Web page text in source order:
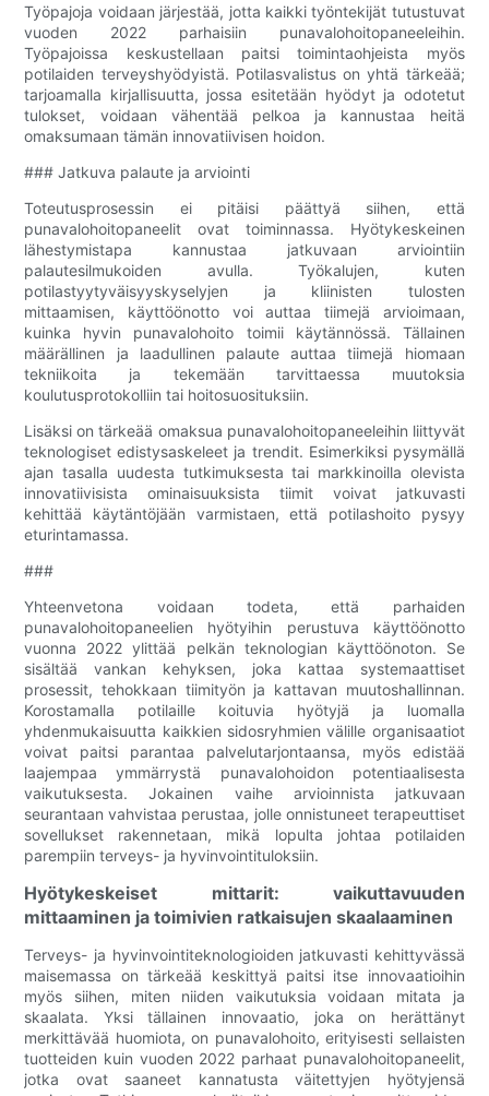
Työpajoja voidaan järjestää, jotta kaikki työntekijät tutustuvat
vuoden 2022 parhaisiin punavalohoitopaneeleihin.
Työpajoissa keskustellaan paitsi toimintaohjeista myös
potilaiden terveyshyödyistä. Potilasvalistus on yhtä tärkeää;
tarjoamalla kirjallisuutta, jossa esitetään hyödyt ja odotetut
tulokset, voidaan vähentää pelkoa ja kannustaa heitä
omaksumaan tämän innovatiivisen hoidon.
### Jatkuva palaute ja arviointi
Toteutusprosessin ei pitäisi päättyä siihen, että
punavalohoitopaneelit ovat toiminnassa. Hyötykeskeinen
lähestymistapa kannustaa jatkuvaan arviointiin
palautesilmukoiden avulla. Työkalujen, kuten
potilastyytyväisyyskyselyjen ja kliinisten tulosten
mittaamisen, käyttöönotto voi auttaa tiimejä arvioimaan,
kuinka hyvin punavalohoito toimii käytännössä. Tällainen
määrällinen ja laadullinen palaute auttaa tiimejä hiomaan
tekniikoita ja tekemään tarvittaessa muutoksia
koulutusprotokolliin tai hoitosuosituksiin.
Lisäksi on tärkeää omaksua punavalohoitopaneeleihin liittyvät
teknologiset edistysaskeleet ja trendit. Esimerkiksi pysymällä
ajan tasalla uudesta tutkimuksesta tai markkinoilla olevista
innovatiivisista ominaisuuksista tiimit voivat jatkuvasti
kehittää käytäntöjään varmistaen, että potilashoito pysyy
eturintamassa.
###
Yhteenvetona voidaan todeta, että parhaiden
punavalohoitopaneelien hyötyihin perustuva käyttöönotto
vuonna 2022 ylittää pelkän teknologian käyttöönoton. Se
sisältää vankan kehyksen, joka kattaa systemaattiset
prosessit, tehokkaan tiimityön ja kattavan muutoshallinnan.
Korostamalla potilaille koituvia hyötyjä ja luomalla
yhdenmukaisuutta kaikkien sidosryhmien välille organisaatiot
voivat paitsi parantaa palvelutarjontaansa, myös edistää
laajempaa ymmärrystä punavalohoidon potentiaalisesta
vaikutuksesta. Jokainen vaihe arvioinnista jatkuvaan
seurantaan vahvistaa perustaa, jolle onnistuneet terapeuttiset
sovellukset rakennetaan, mikä lopulta johtaa potilaiden
parempiin terveys- ja hyvinvointituloksiin.
Hyötykeskeiset mittarit: vaikuttavuuden
mittaaminen ja toimivien ratkaisujen skaalaaminen
Terveys- ja hyvinvointiteknologioiden jatkuvasti kehittyvässä
maisemassa on tärkeää keskittyä paitsi itse innovaatioihin
myös siihen, miten niiden vaikutuksia voidaan mitata ja
skaalata. Yksi tällainen innovaatio, joka on herättänyt
merkittävää huomiota, on punavalohoito, erityisesti sellaisten
tuotteiden kuin vuoden 2022 parhaat punavalohoitopaneelit,
jotka ovat saaneet kannatusta väitettyjen hyötyjensä